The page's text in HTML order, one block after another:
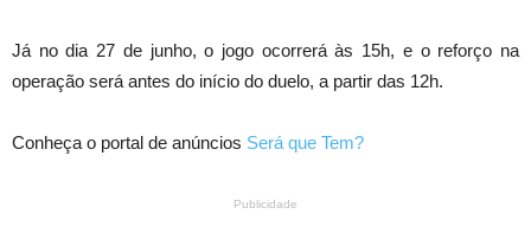
Já no dia 27 de junho, o jogo ocorrerá às 15h, e o reforço na
operação será antes do início do duelo, a partir das 12h.
Conheça o portal de anúncios Será que Tem?
Publicidade